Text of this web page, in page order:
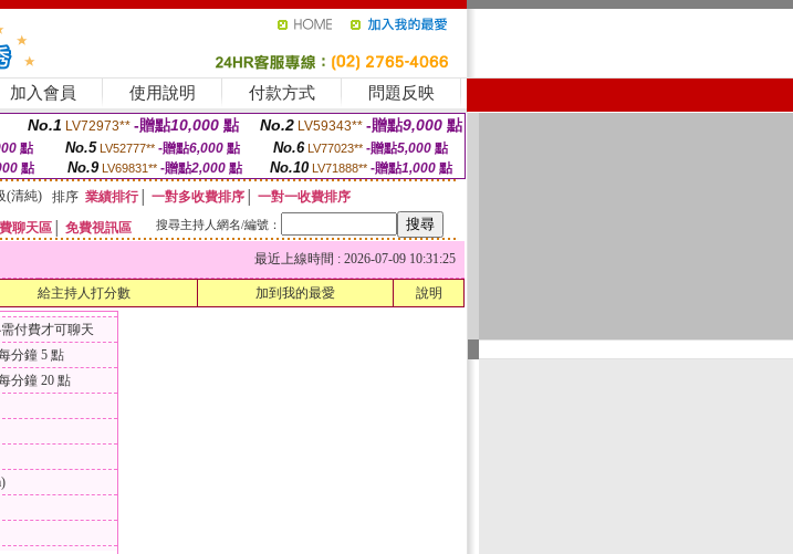
加入會員 使用說明 付款方式 問題反映
No.1 LV72973** -贈點10,000 點 No.2 LV59343** -贈點9,000 點
點 No.5 LV52777** -贈點6,000點 No.6 LV77023** -贈點5,000點
點 No.9 LV69831** -贈點2,000點 No.10 LV71888** -贈點1,000 點
(清純) 排序 業績排行│ 一對多收費排序
一對一收費排序
聊天區 免費視訊區 搜尋主持人網名/編號：
最近上線時間 : 2026-07-09 10:31:25
給主持人打分數 加到我的最愛 說明
付費才可聊天
分鐘 5 點
分鐘 20 點